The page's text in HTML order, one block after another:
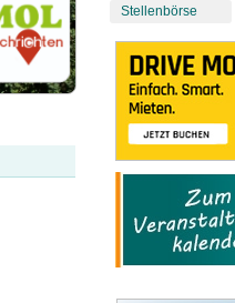
Stellenbörse